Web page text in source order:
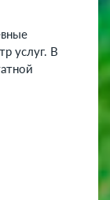
услуг. В